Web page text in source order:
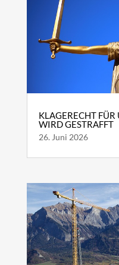
KLAGERECHT
WIRD GESTRAFFT
26. Juni 2026